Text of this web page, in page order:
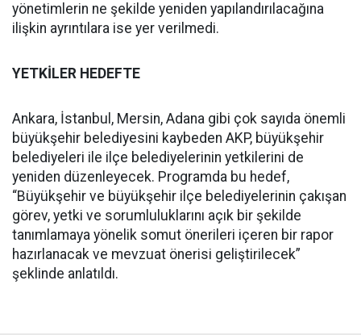
yönetimlerin ne şekilde yeniden yapılandırılacağına
ilişkin ayrıntılara ise yer verilmedi.
YETKİLER HEDEFTE
Ankara, İstanbul, Mersin, Adana gibi çok sayıda önemli
büyükşehir belediyesini kaybeden AKP, büyükşehir
belediyeleri ile ilçe belediyelerinin yetkilerini de
yeniden düzenleyecek. Programda bu hedef,
“Büyükşehir ve büyükşehir ilçe belediyelerinin çakışan
görev, yetki ve sorumluluklarını açık bir şekilde
tanımlamaya yönelik somut önerileri içeren bir rapor
hazırlanacak ve mevzuat önerisi geliştirilecek”
şeklinde anlatıldı.